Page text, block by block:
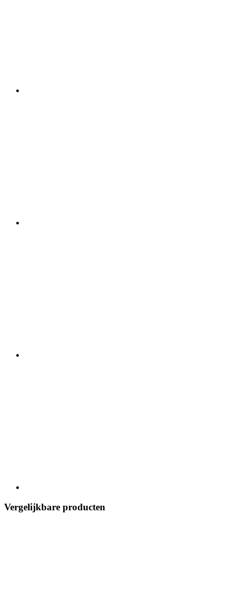
Vergelijkbare producten